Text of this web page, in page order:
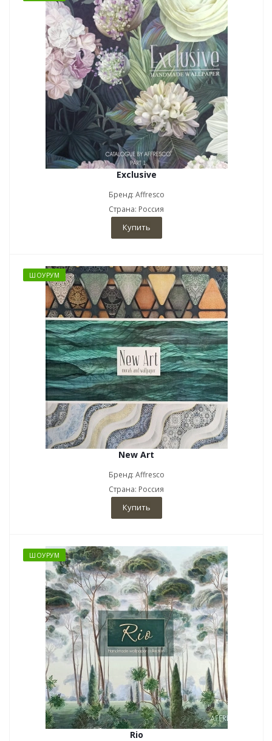
Exclusive
Бренд: Affresco
Страна: Россия
Купить
ШОУРУМ
New Art
Бренд: Affresco
Страна: Россия
Купить
ШОУРУМ
Rio